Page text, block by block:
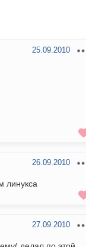
25.09.2010
26.09.2010
линукса
27.09.2010